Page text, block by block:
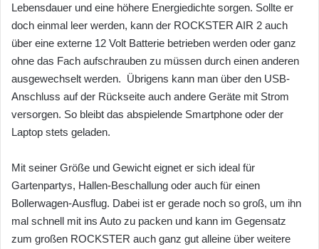
Lebensdauer und eine höhere Energiedichte sorgen. Sollte er
doch einmal leer werden, kann der ROCKSTER AIR 2 auch
über eine externe 12 Volt Batterie betrieben werden oder ganz
ohne das Fach aufschrauben zu müssen durch einen anderen
ausgewechselt werden. Übrigens kann man über den USB-
Anschluss auf der Rückseite auch andere Geräte mit Strom
versorgen. So bleibt das abspielende Smartphone oder der
Laptop stets geladen.
Mit seiner Größe und Gewicht eignet er sich ideal für
Gartenpartys, Hallen-Beschallung oder auch für einen
Bollerwagen-Ausflug. Dabei ist er gerade noch so groß, um ihn
mal schnell mit ins Auto zu packen und kann im Gegensatz
zum großen ROCKSTER auch ganz gut alleine über weitere